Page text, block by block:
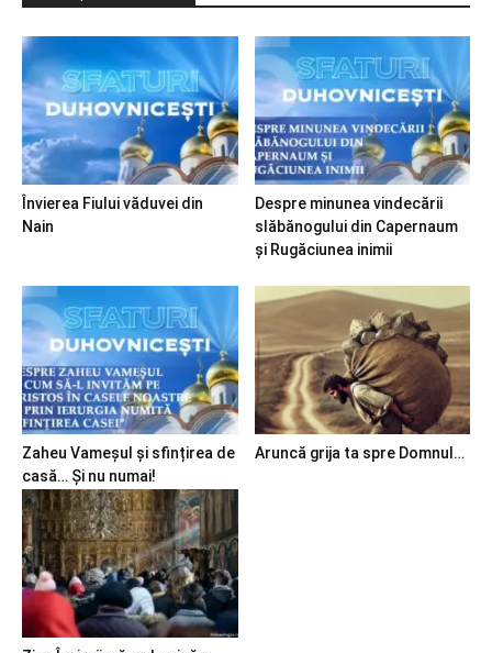
Învierea Fiului văduvei din
Nain
Despre minunea vindecării
slăbănogului din Capernaum
și Rugăciunea inimii
Zaheu Vameșul și sfințirea de
casă… Și nu numai!
Aruncă grija ta spre Domnul…